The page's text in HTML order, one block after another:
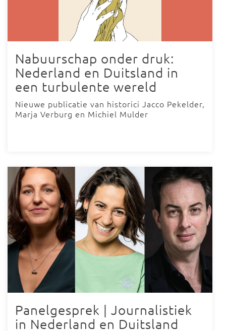
Nabuurschap onder druk:
Nederland en Duitsland in
een turbulente wereld
Nieuwe publicatie van historici Jacco Pekelder,
Marja Verburg en Michiel Mulder
Panelgesprek | Journalistiek
in Nederland en Duitsland